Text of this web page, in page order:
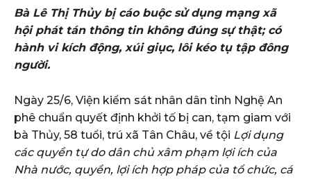
Bà Lê Thị Thủy bị cáo buộc sử dụng mạng xã
hội phát tán thông tin không đúng sự thật; có
hành vi kích động, xúi giục, lôi kéo tụ tập đông
người.
Ngày 25/6, Viện kiểm sát nhân dân tỉnh Nghệ An
phê chuẩn quyết định khởi tố bị can, tạm giam với
bà Thủy, 58 tuổi, trú xã Tân Châu, về tội Lợi dụng
các quyền tự do dân chủ xâm phạm lợi ích của
Nhà nước, quyền, lợi ích hợp pháp của tổ chức, cá